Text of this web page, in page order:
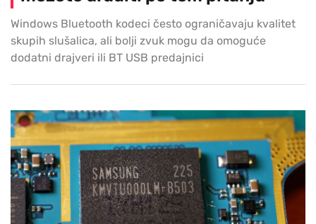
Windows Bluetooth kodeci često ograničavaju kvalitet
skupih slušalica, ali bolji zvuk mogu da omoguće
dodatni drajveri ili BT USB predajnici